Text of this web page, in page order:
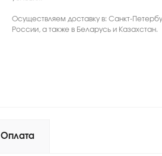
Осуществляем доставку в: Санкт-
России, а также в Беларусь и Казахстан.
Оплата